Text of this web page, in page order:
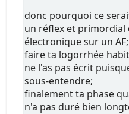
donc pourquoi ce
un réflex et
électronique sur un
faire ta logorrhée
ne l'as pas écrit
sous-entendre;
finalement ta phase
n'a pas duré bien